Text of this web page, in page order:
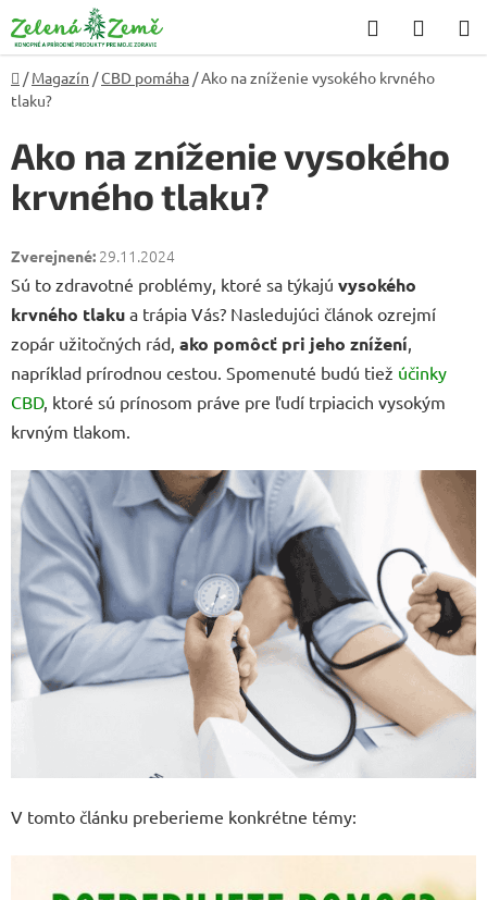
na
obsah
Hľadať
KOŠÍK
Domov
/ Magazín /CBD pomáha /Ako na zníženie vysokého krvného
tlaku?
Ako na zníženie vysokého
krvného tlaku?
29.11.2024
Sú to zdravotné problémy, ktoré sa týkajú vysokého
krvného tlaku a trápia Vás? Nasledujúci článok ozrejmí
zopár užitočných rád, ako pomôcť pri jeho znížení,
napríklad prírodnou cestou. Spomenuté budú tiež účinky
CBD, ktoré sú prínosom práve pre ľudí trpiacich vysokým
krvným tlakom.
V tomto článku preberieme konkrétne témy: